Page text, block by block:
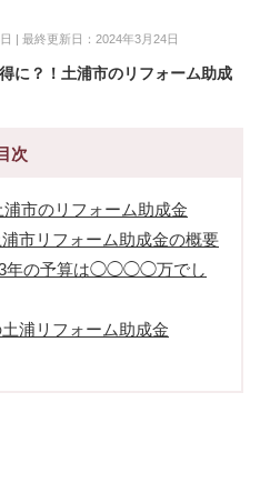
| 最終更新日：2024年3月24日
に？！土浦市のリフォーム助成
次
市のリフォーム助成金
市リフォーム助成金の概要
年の予算は◯◯◯◯万でし
浦リフォーム助成金